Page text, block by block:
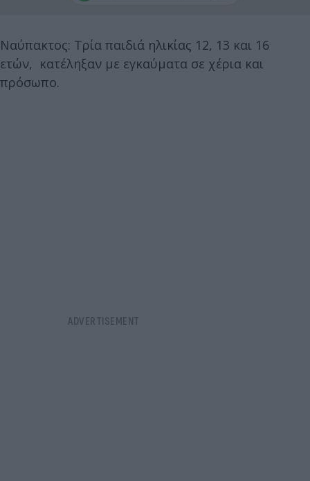
Ναύπακτος: Τρία παιδιά ηλικίας 12, 13 και 16
ετών, κατέληξαν με εγκαύματα σε χέρια και
πρόσωπο.